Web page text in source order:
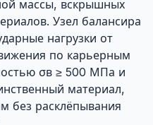
массы, вскрышных
Узел балансира
нагрузки от
по карьерным
σв ≥ 500 МПа и
материал,
без расклёпывания